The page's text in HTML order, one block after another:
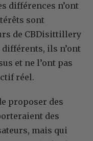
différences n’ont
sont
de CBDisittillery
ils n’ont
et ne l’ont pas
réel.
proposer des
des
mais qui